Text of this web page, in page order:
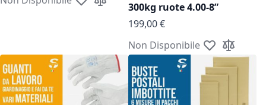
Aggiungi alla lista desideri
Aggiungi al confronto
300kg ruote 4.00-8”
199,00 €
Non Disponibile Aggiungi alla
Aggiungi